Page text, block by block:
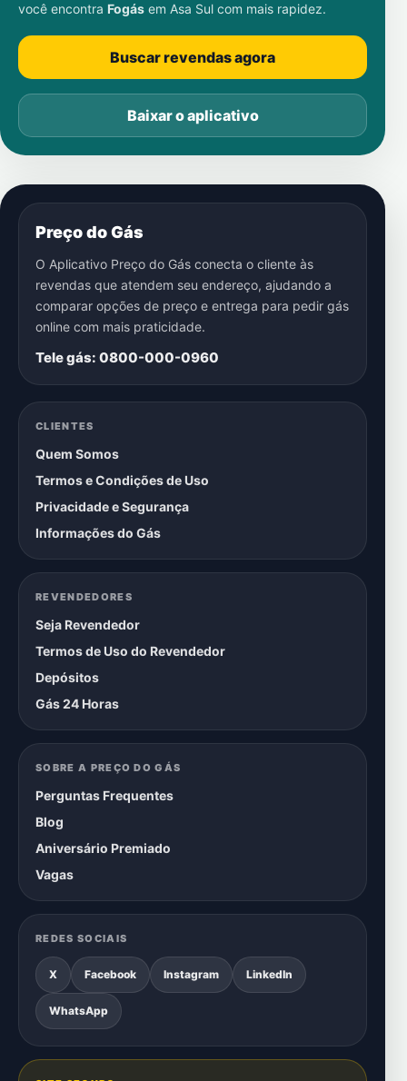
você encontra Fogás em Asa Sul com mais rapidez.
Buscar revendas agora
Baixar o aplicativo
Preço do Gás
O Aplicativo Preço do Gás conecta o cliente às
revendas que atendem seu endereço, ajudando a
comparar opções de preço e entrega para pedir gás
online com mais praticidade.
Tele gás: 0800-000-0960
CLIENTES
Quem Somos
Termos e Condições de Uso
Privacidade e Segurança
Informações do Gás
REVENDEDORES
Seja Revendedor
Termos de Uso do Revendedor
Depósitos
Gás 24 Horas
SOBRE A PREÇO DO GÁS
Perguntas Frequentes
Blog
Aniversário Premiado
Vagas
REDES SOCIAIS
X Facebook Instagram LinkedIn
WhatsApp